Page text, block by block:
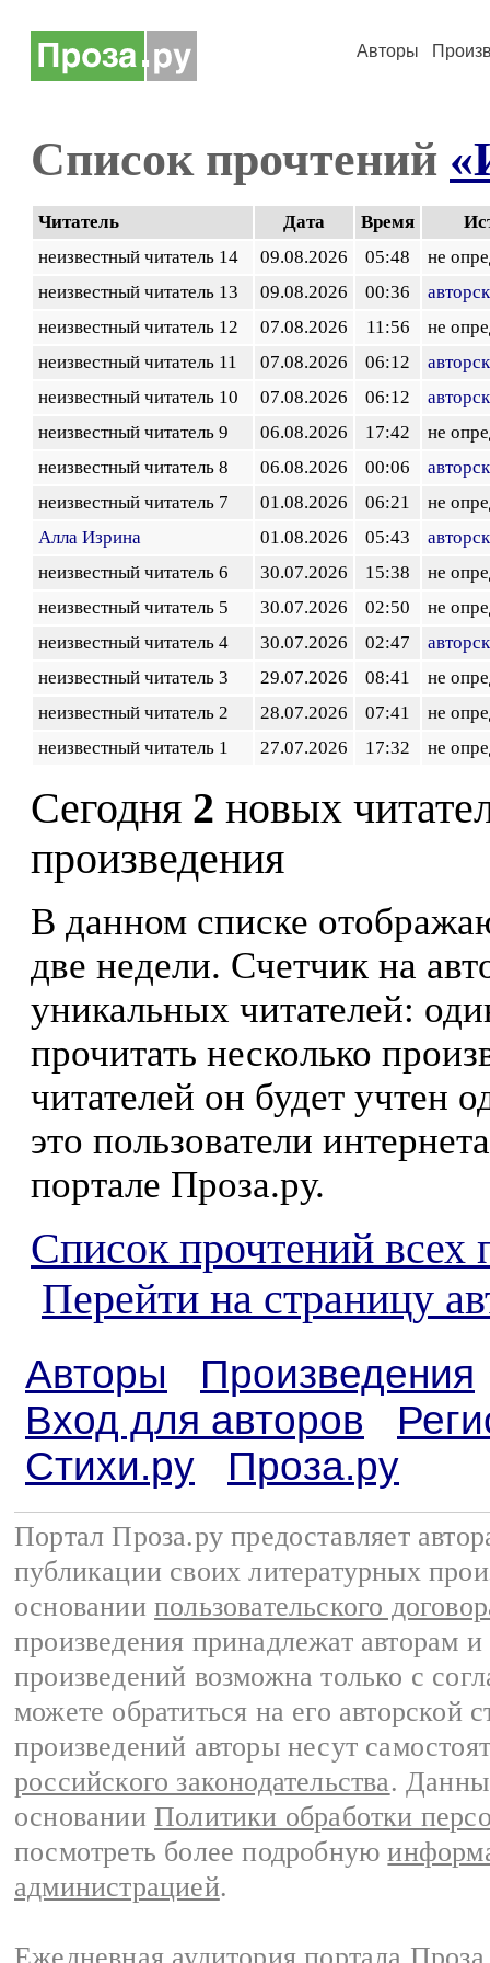
Авторы
Список прочтений
Читатель Дата Время
неизвестный читатель 14
09.08.2026 05:48
не
неизвестный читатель 13
09.08.2026 00:36
неизвестный читатель 12
07.08.2026 11:56
не
неизвестный читатель 11
07.08.2026 06:12
неизвестный читатель 10
07.08.2026 06:12
неизвестный читатель 9
06.08.2026 17:42
не
неизвестный читатель 8
06.08.2026 00:06
неизвестный читатель 7
01.08.2026 06:21
не
Алла Изрина
01.08.2026 05:43
неизвестный читатель 6
30.07.2026 15:38
не
неизвестный читатель 5
30.07.2026 02:50
не
неизвестный читатель 4
30.07.2026 02:47
неизвестный читатель 3
29.07.2026 08:41
не
неизвестный читатель 2
28.07.2026 07:41
не
неизвестный читатель 1
27.07.2026 17:32 не
Сегодня 2 новых
произведения
В данном списке
две недели. Счетчик на
уникальных читателей:
прочитать несколько
читателей он будет учтен
это пользователи
портале Проза.ру.
Список прочтений всех
Перейти на страницу
Авторы
Произведения
Вход для авторов
Стихи.ру
Проза.ру
Портал Проза.ру предоставляет
публикации своих литературных
основании пользовательского
произведения принадлежат авторам
произведений возможна только с
можете обратиться на его авторской
произведений авторы несут
российского законодательства.
основании Политики обработки
посмотреть более подробную
администрацией.
Ежедневная аудитория портала